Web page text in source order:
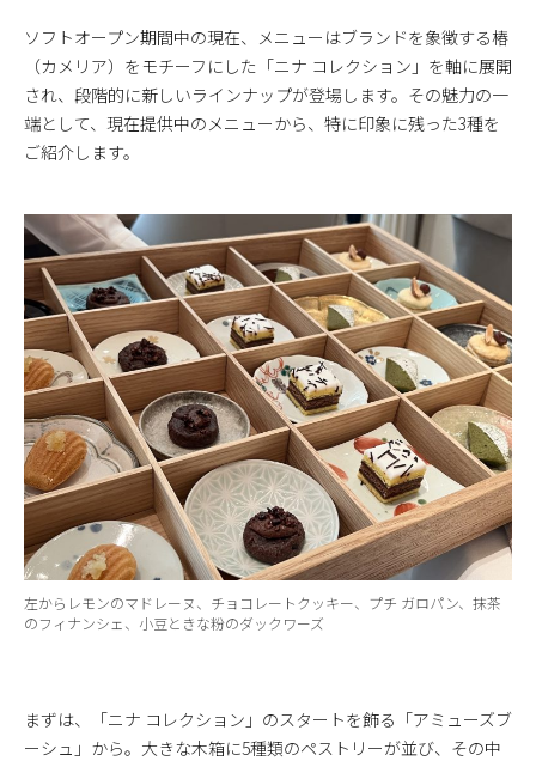
ソフトオープン期間中の現在、メニューはブランドを象徴する椿
（カメリア）をモチーフにした「ニナ コレクション」を軸に展開
され、段階的に新しいラインナップが登場します。その魅力の一
端として、現在提供中のメニューから、特に印象に残った3種を
ご紹介します。
左からレモンのマドレーヌ、チョコレートクッキー、プチ ガロパン、抹茶
のフィナンシェ、小豆ときな粉のダックワーズ
まずは、「ニナ コレクション」のスタートを飾る「アミューズブ
ーシュ」から。大きな木箱に5種類のペストリーが並び、その中